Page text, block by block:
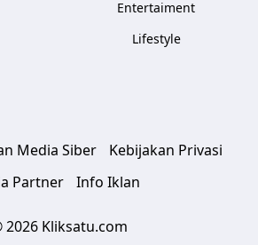
Entertaiment
Lifestyle
Media Siber
Kebijakan Privasi
Partner
Info Iklan
2026 Kliksatu.com